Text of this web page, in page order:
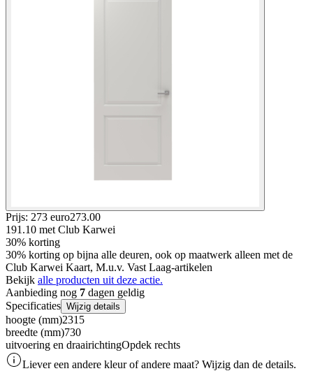
Prijs: 273 euro273.00
191.10 met Club Karwei
30% korting
30% korting op bijna alle deuren, ook op maatwerk alleen met de
Club Karwei Kaart, M.u.v. Vast Laag-artikelen
Bekijk alle producten uit deze actie.
Aanbieding nog 7 dagen geldig
Specificaties Wijzig details
hoogte (mm)2315
breedte (mm)730
uitvoering en draairichtingOpdek rechts
Liever een andere kleur of andere maat? Wijzig dan de details.